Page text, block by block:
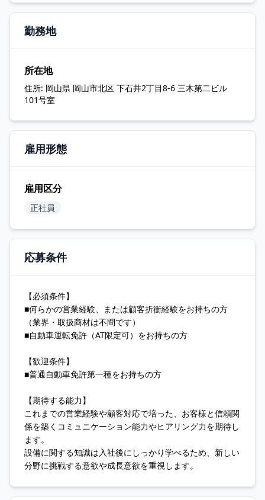
勤務地
所在地
住所: 岡山県 岡山市北区 下石井2丁目8-6 三木第二ビル
101号室
雇用形態
雇用区分
正社員
応募条件
【必須条件】
■何らかの営業経験、または顧客折衝経験をお持ちの方
（業界・取扱商材は不問です）
■自動車運転免許（AT限定可）をお持ちの方
【歓迎条件】
■普通自動車免許第一種をお持ちの方
【期待する能力】
これまでの営業経験や顧客対応で培った、お客様と信頼関
係を築くコミュニケーション能力やヒアリング力を期待し
ます。
設備に関する知識は入社後にしっかり学べるため、新しい
分野に挑戦する意欲や成長意欲を重視します。